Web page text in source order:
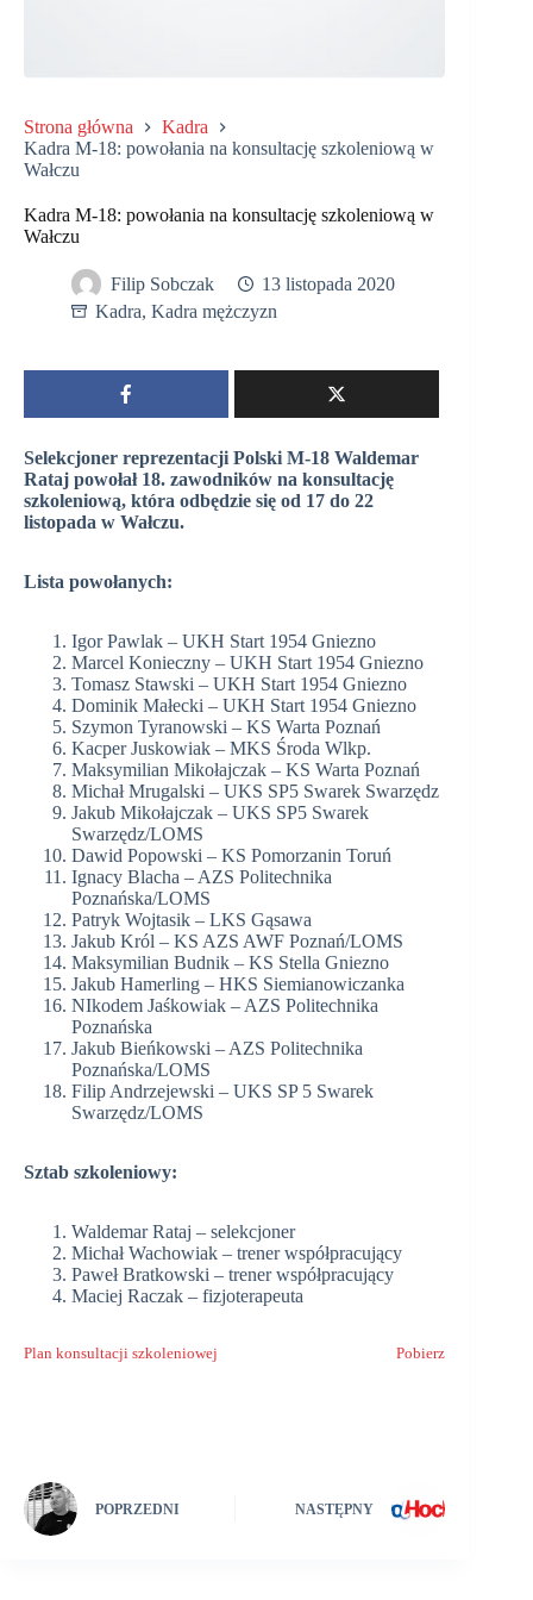
Strona główna
Kadra
Kadra M-18: powołania na konsultację szkoleniową w
Wałczu
Kadra M-18: powołania na konsultację szkoleniową w
Wałczu
Filip Sobczak
13 listopada 2020
Kadra, Kadra mężczyzn
Selekcjoner reprezentacji Polski M-18 Waldemar
Rataj powołał 18. zawodników na konsultację
szkoleniową, która odbędzie się od 17 do 22
listopada w Wałczu.
Lista powołanych:
Igor Pawlak – UKH Start 1954 Gniezno
Marcel Konieczny – UKH Start 1954 Gniezno
Tomasz Stawski – UKH Start 1954 Gniezno
Dominik Małecki – UKH Start 1954 Gniezno
Szymon Tyranowski – KS Warta Poznań
Kacper Juskowiak – MKS Środa Wlkp.
Maksymilian Mikołajczak – KS Warta Poznań
Michał Mrugalski – UKS SP5 Swarek Swarzędz
Jakub Mikołajczak – UKS SP5 Swarek
Swarzędz/LOMS
Dawid Popowski – KS Pomorzanin Toruń
Ignacy Blacha – AZS Politechnika
Poznańska/LOMS
Patryk Wojtasik – LKS Gąsawa
Jakub Król – KS AZS AWF Poznań/LOMS
Maksymilian Budnik – KS Stella Gniezno
Jakub Hamerling – HKS Siemianowiczanka
NIkodem Jaśkowiak – AZS Politechnika
Poznańska
Jakub Bieńkowski – AZS Politechnika
Poznańska/LOMS
Filip Andrzejewski – UKS SP 5 Swarek
Swarzędz/LOMS
Sztab szkoleniowy:
Waldemar Rataj – selekcjoner
Michał Wachowiak – trener współpracujący
Paweł Bratkowski – trener współpracujący
Maciej Raczak – fizjoterapeuta
Plan konsultacji szkoleniowej Pobierz
POPRZEDNI NASTĘPNY